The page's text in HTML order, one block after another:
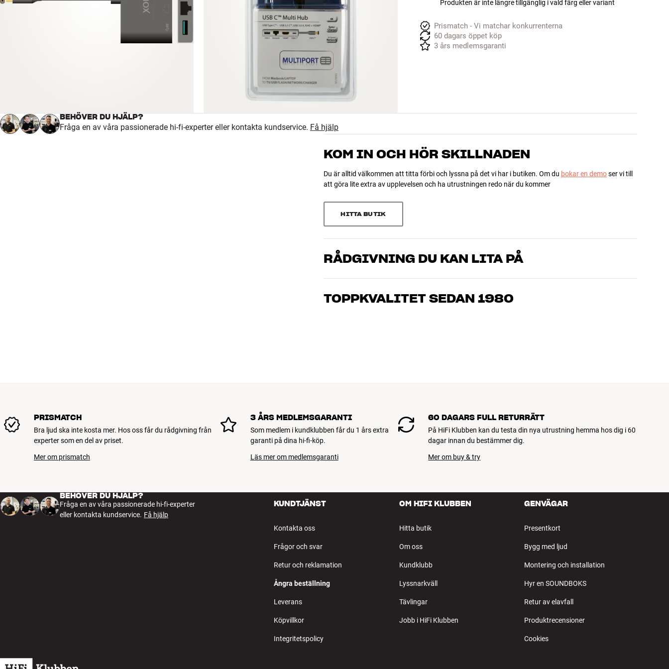
Produkten är inte längre tillgänglig i vald färg eller variant
Prismatch - Vi matchar konkurrenterna
60 dagars öppet köp
3 års medlemsgaranti
BEHÖVER DU HJÄLP?
Fråga en av våra passionerade hi-fi-experter eller kontakta kundservice. Få hjälp
KOM IN OCH HÖR SKILLNADEN
Du är alltid välkommen att titta förbi och lyssna på det vi har i butiken. Om du bokar en demoser vi till
att göra lite extra av upplevelsen och ha utrustningen redo när du kommer
HITTA BUTIK
RÅDGIVNING DU KAN LITA PÅ
Våra medarbetare är riktiga entusiaster som kan produkterna och brinner för riktigt bra ljud – både till
just dig och din budget
TOPPKVALITET SEDAN 1980
PRISMATCH
Bra ljud ska inte kosta mer. Hos oss får du rådgivning från
experter som en del av priset.
Mer om prismatch
3 ÅRS MEDLEMSGARANTI
Som medlem i kundklubben får du 1 års extra
garanti på dina hi-fi-köp.
Läs mer om medlemsgaranti
60 DAGARS FULL RETURRÄTT
På HiFi Klubben kan du testa din nya utrustning hemma hos dig i 60
dagar innan du bestämmer dig.
Mer om buy & try
BEHÖVER DU HJÄLP?
Fråga en av våra passionerade hi-fi-experter
eller kontakta kundservice. Få hjälp
KUNDTJÄNST
Kontakta oss
Frågor och svar
Retur och reklamation
Ångra beställning
Leverans
Köpvillkor
Integritetspolicy
OM HIFI KLUBBEN
Hitta butik
Om oss
Kundklubb
Lyssnarkväll
Tävlingar
Jobb i HiFi Klubben
GENVÄGAR
Presentkort
Bygg med ljud
Montering och installation
Hyr en SOUNDBOKS
Retur av elavfall
Produktrecensioner
Cookies